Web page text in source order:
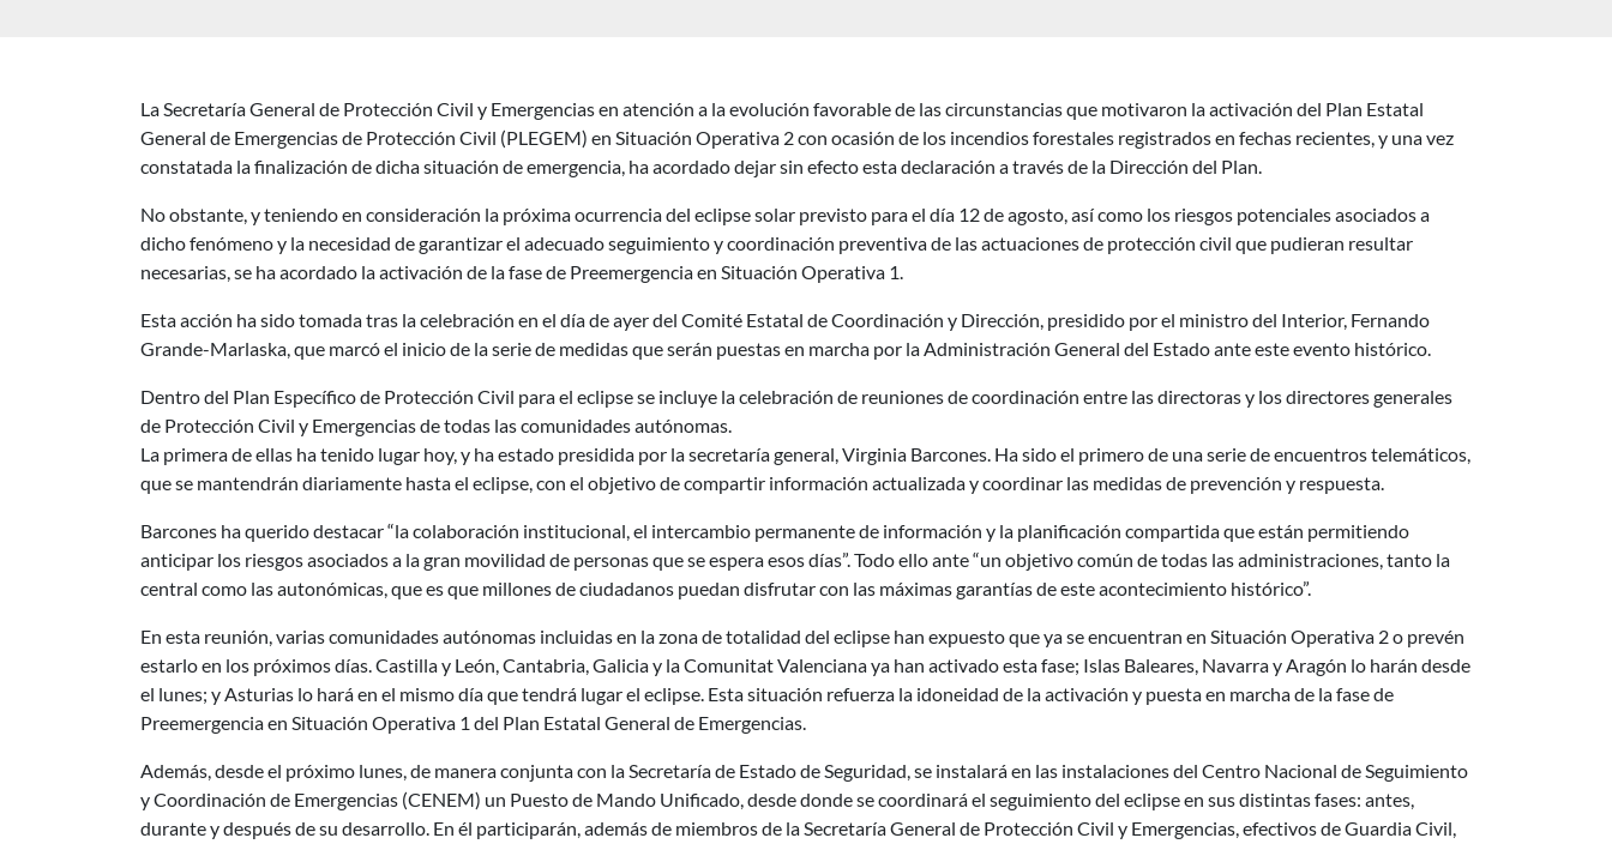
Descripción noticia
La Secretaría General de Protección Civil y Emergencias en atención a la evolución favorable de las circunstancias que motivaron la activación del Plan Estatal
General de Emergencias de Protección Civil (PLEGEM) en Situación Operativa 2 con ocasión de los incendios forestales registrados en fechas recientes, y una vez
constatada la finalización de dicha situación de emergencia, ha acordado dejar sin efecto esta declaración a través de la Dirección del Plan.
No obstante, y teniendo en consideración la próxima ocurrencia del eclipse solar previsto para el día 12 de agosto, así como los riesgos potenciales asociados a
dicho fenómeno y la necesidad de garantizar el adecuado seguimiento y coordinación preventiva de las actuaciones de protección civil que pudieran resultar
necesarias, se ha acordado la activación de la fase de Preemergencia en Situación Operativa 1.
Esta acción ha sido tomada tras la celebración en el día de ayer del Comité Estatal de Coordinación y Dirección, presidido por el ministro del Interior, Fernando
Grande-Marlaska, que marcó el inicio de la serie de medidas que serán puestas en marcha por la Administración General del Estado ante este evento histórico.
Dentro del Plan Específico de Protección Civil para el eclipse se incluye la celebración de reuniones de coordinación entre las directoras y los directores generales
de Protección Civil y Emergencias de todas las comunidades autónomas.
La primera de ellas ha tenido lugar hoy, y ha estado presidida por la secretaría general, Virginia Barcones. Ha sido el primero de una serie de encuentros telemáticos,
que se mantendrán diariamente hasta el eclipse, con el objetivo de compartir información actualizada y coordinar las medidas de prevención y respuesta.
Barcones ha querido destacar “la colaboración institucional, el intercambio permanente de información y la planificación compartida que están permitiendo
anticipar los riesgos asociados a la gran movilidad de personas que se espera esos días”. Todo ello ante “un objetivo común de todas las administraciones, tanto la
central como las autonómicas, que es que millones de ciudadanos puedan disfrutar con las máximas garantías de este acontecimiento histórico”.
En esta reunión, varias comunidades autónomas incluidas en la zona de totalidad del eclipse han expuesto que ya se encuentran en Situación Operativa 2 o prevén
estarlo en los próximos días. Castilla y León, Cantabria, Galicia y la Comunitat Valenciana ya han activado esta fase; Islas Baleares, Navarra y Aragón lo harán desde
el lunes; y Asturias lo hará en el mismo día que tendrá lugar el eclipse. Esta situación refuerza la idoneidad de la activación y puesta en marcha de la fase de
Preemergencia en Situación Operativa 1 del Plan Estatal General de Emergencias.
Además, desde el próximo lunes, de manera conjunta con la Secretaría de Estado de Seguridad, se instalará en las instalaciones del Centro Nacional de Seguimiento
y Coordinación de Emergencias (CENEM) un Puesto de Mando Unificado, desde donde se coordinará el seguimiento del eclipse en sus distintas fases: antes,
durante y después de su desarrollo. En él participarán, además de miembros de la Secretaría General de Protección Civil y Emergencias, efectivos de Guardia Civil,